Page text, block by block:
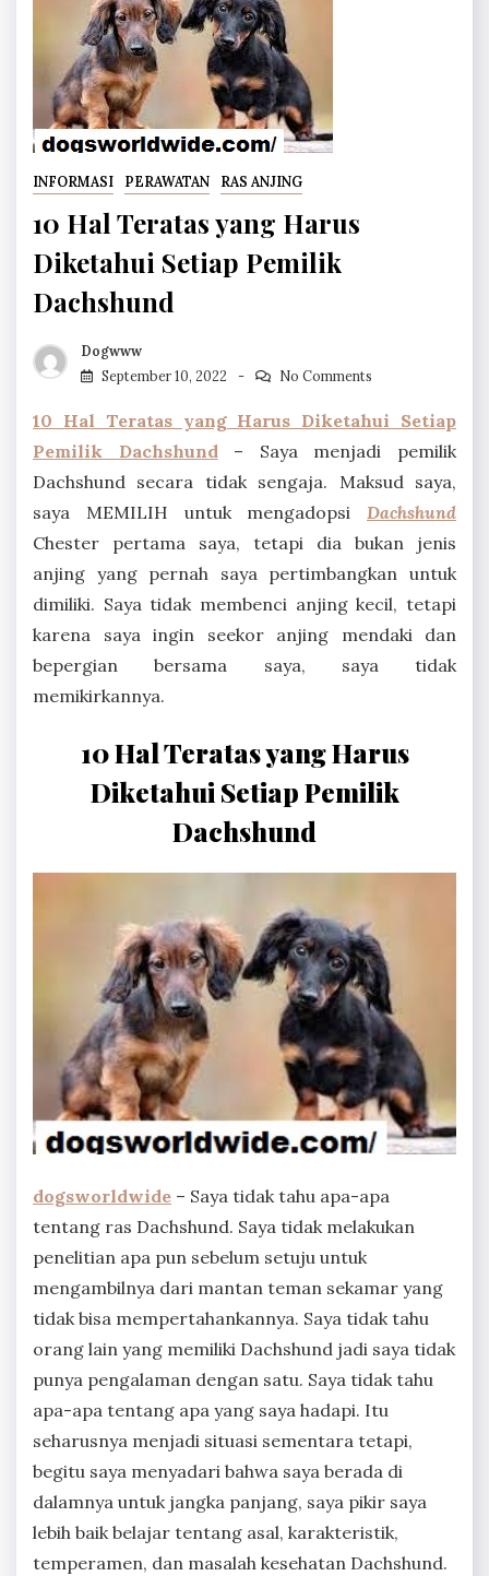
INFORMASI PERAWATAN RAS ANJING
10 Hal Teratas yang Harus
Diketahui Setiap Pemilik
Dachshund
Dogwww
September 10, 2022
No Comments
10 Hal Teratas yang Harus Diketahui Setiap
Pemilik Dachshund– Saya menjadi pemilik
Dachshund secara tidak sengaja. Maksud saya,
saya MEMILIH untuk mengadopsi Dachshund
Chester pertama saya, tetapi dia bukan jenis
anjing yang pernah saya pertimbangkan untuk
dimiliki. Saya tidak membenci anjing kecil, tetapi
karena saya ingin seekor anjing mendaki dan
bepergian bersama saya, saya tidak
memikirkannya.
10 Hal Teratas yang Harus
Diketahui Setiap Pemilik
Dachshund
dogsworldwide – Saya tidak tahu apa-apa
tentang ras Dachshund. Saya tidak melakukan
penelitian apa pun sebelum setuju untuk
mengambilnya dari mantan teman sekamar yang
tidak bisa mempertahankannya. Saya tidak tahu
orang lain yang memiliki Dachshund jadi saya tidak
punya pengalaman dengan satu. Saya tidak tahu
apa-apa tentang apa yang saya hadapi. Itu
seharusnya menjadi situasi sementara tetapi,
begitu saya menyadari bahwa saya berada di
dalamnya untuk jangka panjang, saya pikir saya
lebih baik belajar tentang asal, karakteristik,
temperamen, dan masalah kesehatan Dachshund.